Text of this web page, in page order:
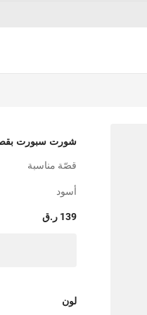
شورت سبورت
قصّة مناسبة
أسود
139 ر.ق
لون